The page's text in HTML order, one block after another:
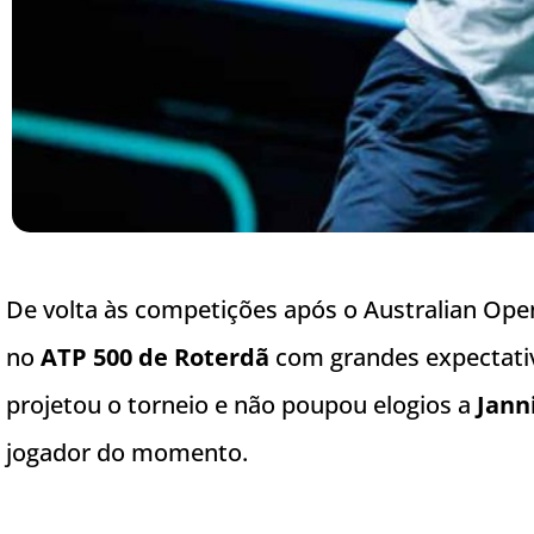
De volta às competições após o Australian
no ATP 500 de Roterdã com grandes
projetou o torneio e não poupou elogios a
jogador do momento.